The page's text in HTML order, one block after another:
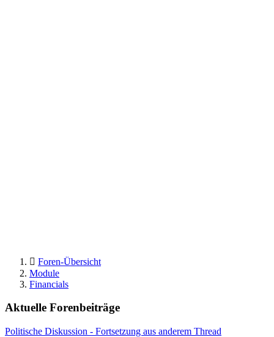
Foren-Übersicht
Module
Financials
Aktuelle Forenbeiträge
Politische Diskussion - Fortsetzung aus anderem Thread